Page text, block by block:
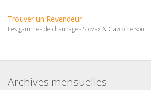
Trouver un Revendeur
Les gammes de chauffages Stovax & Gazco ne sont...
Archives mensuelles